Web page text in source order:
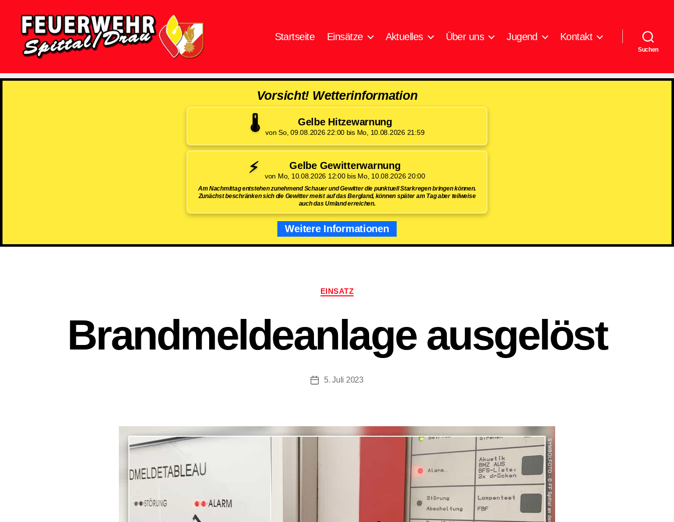
Spittal/Drau
Startseite Einsätze Aktuelles Über uns Jugend Kontakt
Suchen
Vorsicht! Wetterinformation
🌡️ Gelbe Hitzewarnung
von So, 09.08.2026 22:00 bis Mo, 10.08.2026 21:59
⚡ Gelbe Gewitterwarnung
von Mo, 10.08.2026 12:00 bis Mo, 10.08.2026 20:00
Am Nachmittag entstehen zunehmend Schauer und Gewitter die punktuell Starkregen bringen können.
Zunächst beschränken sich die Gewitter meist auf das Bergland, können später am Tag aber teilweise
auch das Umland erreichen.
Weitere Informationen
Kategorien
EINSATZ
Brandmeldeanlage ausgelöst
Beitragsdatum
5. Juli 2023